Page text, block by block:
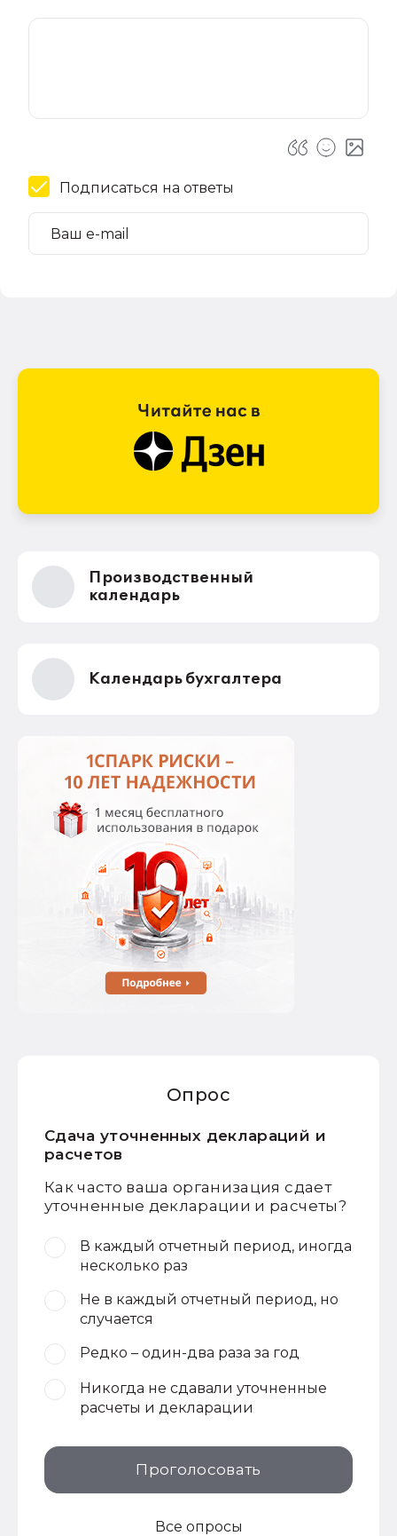
Подписаться на ответы
Производственный
календарь
Календарь бухгалтера
Опрос
Сдача уточненных деклараций и
расчетов
Как часто ваша организация сдает
уточненные декларации и расчеты?
В каждый отчетный период, иногда
несколько раз
Не в каждый отчетный период, но
случается
Редко – один-два раза за год
Никогда не сдавали уточненные
расчеты и декларации
Проголосовать
Все опросы